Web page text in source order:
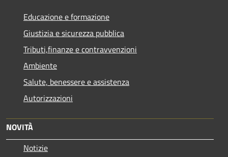
Educazione e formazione
Giustizia e sicurezza pubblica
Tributi,finanze e contravvenzioni
Ambiente
Salute, benessere e assistenza
Autorizzazioni
NOVITÀ
Notizie